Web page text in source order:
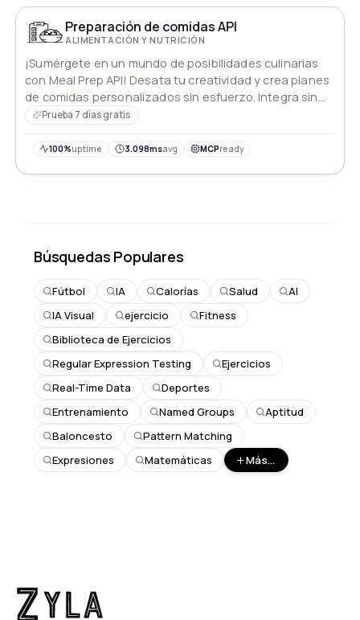
Preparación de comidas API
ALIMENTACIÓN Y NUTRICIÓN
¡Sumérgete en un mundo de posibilidades culinarias
con Meal Prep API! Desata tu creatividad y crea planes
de comidas personalizados sin esfuerzo. Integra sin
problemas esta poderosa herramienta para acceder a
adaptadas a las preferencias dietéticas. Alimenta tus
Prueba 7 días gratis
100%uptime 3.098msavg MCPready
Búsquedas Populares
Fútbol IA Calorías Salud
AI
IA Visual
ejercicio
Fitness
Biblioteca de Ejercicios
Regular Expression Testing
Ejercicios
Real-Time Data
Deportes
Entrenamiento
Named Groups
Aptitud
Baloncesto
Pattern Matching
Expresiones
Matemáticas Más...